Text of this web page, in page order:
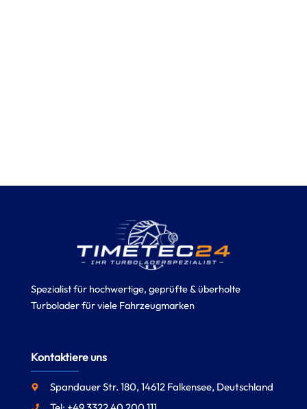
Spezialist für hochwertige, geprüfte & überholte
Turbolader für viele Fahrzeugmarken
Kontaktiere uns
Spandauer Str. 180, 14612 Falkensee, Deutschland